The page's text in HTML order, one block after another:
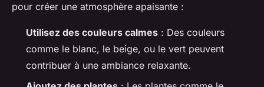
pour créer une atmosphère apaisante :
Utilisez des couleurs calmes : Des couleurs
comme le blanc, le beige, ou le vert peuvent
contribuer à une ambiance relaxante.